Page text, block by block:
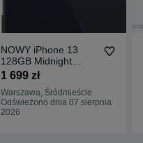
NOWY iPhone 13
128GB Midnight
1699ZŁ GWARANCJA
Warszawa
1 699 zł
Warszawa, Śródmieście
Odświeżono dnia 07 sierpnia
2026